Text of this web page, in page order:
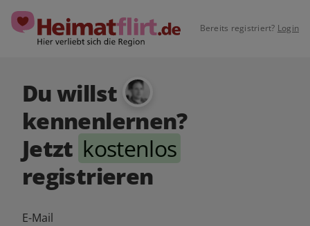
Bereits registriert? Login
Du willst
kennenlernen?
Jetzt kostenlos
registrieren
E-Mail